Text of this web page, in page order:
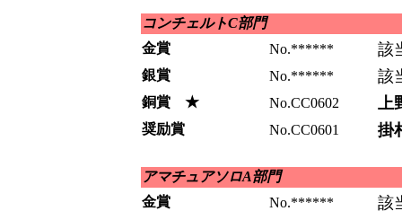
コンチェルトC部門
金賞
No.****** 該
銀賞 No.****** 該
銅賞 ★ No.CC0602 上
奨励賞 No.CC0601 掛
アマチュアソロA部門
金賞
No.****** 該